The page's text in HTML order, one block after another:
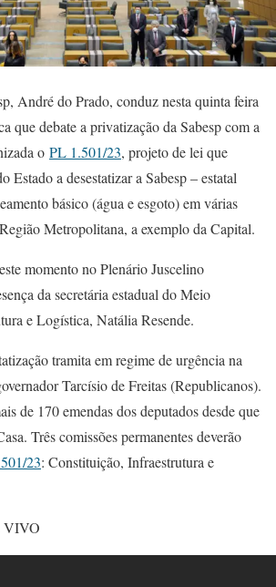
André do Prado, conduz nesta quinta feira
que debate a privatização da Sabesp com a
o PL 1.501/23, projeto de lei que
Estado a desestatizar a Sabesp – estatal
básico (água e esgoto) em várias
Metropolitana, a exemplo da Capital.
momento no Plenário Juscelino
da secretária estadual do Meio
e Logística, Natália Resende.
tramita em regime de urgência na
Tarcísio de Freitas (Republicanos).
de 170 emendas dos deputados desde que
Três comissões permanentes deverão
23: Constituição, Infraestrutura e
VIVO